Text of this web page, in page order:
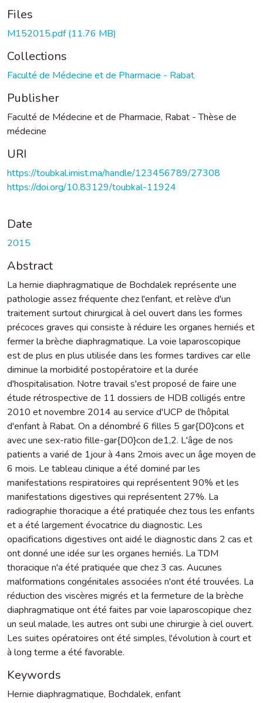
Files
M152015.pdf(11.76 MB)
Collections
Faculté de Médecine et de Pharmacie - Rabat
Publisher
Faculté de Médecine et de Pharmacie, Rabat - Thèse de
médecine
URI
https://toubkal.imist.ma/handle/123456789/27308
https://doi.org/10.83129/toubkal-11924
Date
2015
Abstract
La hernie diaphragmatique de Bochdalek représente une
pathologie assez fréquente chez l'enfant, et relève d'un
traitement surtout chirurgical à ciel ouvert dans les formes
précoces graves qui consiste à réduire les organes herniés et
fermer la brèche diaphragmatique. La voie laparoscopique
est de plus en plus utilisée dans les formes tardives car elle
diminue la morbidité postopératoire et la durée
d'hospitalisation. Notre travail s'est proposé de faire une
étude rétrospective de 11 dossiers de HDB colligés entre
2010 et novembre 2014 au service d'UCP de l'hôpital
d'enfant à Rabat. On a dénombré 6 filles 5 gar{D0}cons et
avec une sex-ratio fille-gar{D0}con de1,2. L'âge de nos
patients a varié de 1jour à 4ans 2mois avec un âge moyen de
6 mois. Le tableau clinique a été dominé par les
manifestations respiratoires qui représentent 90% et les
manifestations digestives qui représentent 27%. La
radiographie thoracique a été pratiquée chez tous les enfants
et a été largement évocatrice du diagnostic. Les
opacifications digestives ont aidé le diagnostic dans 2 cas et
ont donné une idée sur les organes herniés. La TDM
thoracique n'a été pratiquée que chez 3 cas. Aucunes
malformations congénitales associées n'ont été trouvées. La
réduction des viscères migrés et la fermeture de la brèche
diaphragmatique ont été faites par voie laparoscopique chez
un seul malade, les autres ont subi une chirurgie à ciel ouvert.
Les suites opératoires ont été simples, l'évolution à court et
à long terme a été favorable.
Keywords
Hernie diaphragmatique, Bochdalek, enfant